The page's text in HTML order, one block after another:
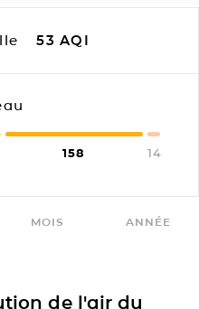
53 AQI
158 14
MOIS ANNÉE
de l'air du